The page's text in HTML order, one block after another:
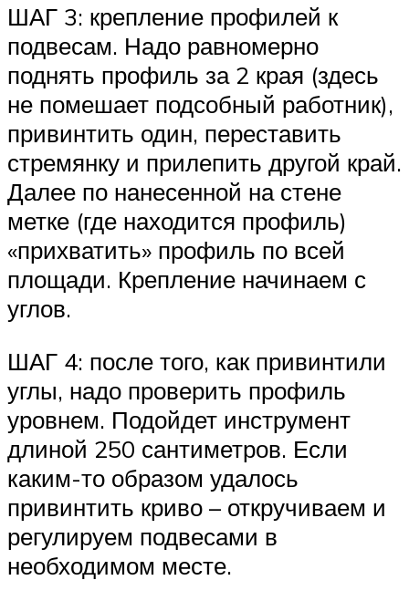
ШАГ 3: крепление профилей к
подвесам. Надо равномерно
поднять профиль за 2 края (здесь
не помешает подсобный работник),
привинтить один, переставить
стремянку и прилепить другой край.
Далее по нанесенной на стене
метке (где находится профиль)
«прихватить» профиль по всей
площади. Крепление начинаем с
углов.
ШАГ 4: после того, как привинтили
углы, надо проверить профиль
уровнем. Подойдет инструмент
длиной 250 сантиметров. Если
каким-то образом удалось
привинтить криво – откручиваем и
регулируем подвесами в
необходимом месте.